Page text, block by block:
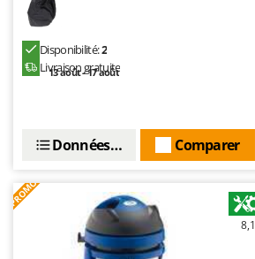
Disponibilité:2
Livraison gratuite
13 août - 17 août
Comparer
Données techniques
PROMO
8,1